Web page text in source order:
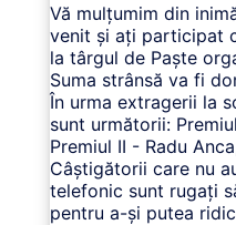
Vă mulțumim din
venit și ați participat
la târgul de Paște
Suma strânsă va fi
În urma extragerii la
sunt următorii:
Premiul II - Radu
Câștigătorii care nu
telefonic sunt rugați
pentru a-și putea